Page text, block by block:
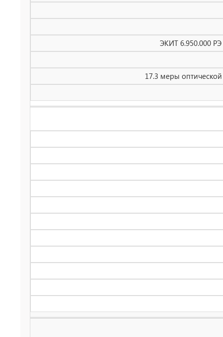
ЭКИТ 6.950.000
17.3 меры